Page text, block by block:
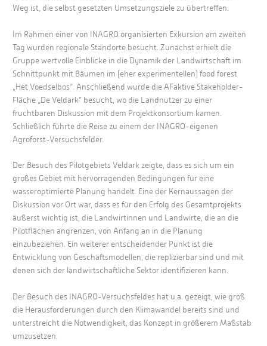
Weg ist, die selbst gesetzten Umsetzungsziele zu übertreffen.
Im Rahmen einer von INAGRO organisierten Exkursion am zweiten
Tag wurden regionale Standorte besucht. Zunächst erhielt die
Gruppe wertvolle Einblicke in die Dynamik der Landwirtschaft im
Schnittpunkt mit Bäumen im (eher experimentellen) food forest
„Het Voedselbos“. Anschließend wurde die AFaktive Stakeholder-
Fläche „De Veldark“ besucht, wo die Landnutzer zu einer
fruchtbaren Diskussion mit dem Projektkonsortium kamen.
Schließlich führte die Reise zu einem der INAGRO-eigenen
Agroforst-Versuchsfelder.
Der Besuch des Pilotgebiets Veldark zeigte, dass es sich um ein
großes Gebiet mit hervorragenden Bedingungen für eine
wasseroptimierte Planung handelt. Eine der Kernaussagen der
Diskussion vor Ort war, dass es für den Erfolg des Gesamtprojekts
äußerst wichtig ist, die Landwirtinnen und Landwirte, die an die
Pilotflächen angrenzen, von Anfang an in die Planung
einzubeziehen. Ein weiterer entscheidender Punkt ist die
Entwicklung von Geschäftsmodellen, die replizierbar sind und mit
denen sich der landwirtschaftliche Sektor identifizieren kann.
Der Besuch des INAGRO-Versuchsfeldes hat u.a. gezeigt, wie groß
die Herausforderungen durch den Klimawandel bereits sind und
unterstreicht die Notwendigkeit, das Konzept in größerem Maßstab
umzusetzen.